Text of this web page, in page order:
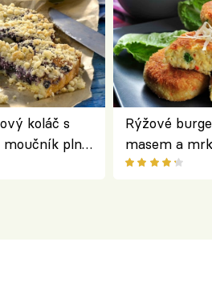
koláč s
plný
Rýžové
masem a
salátem –